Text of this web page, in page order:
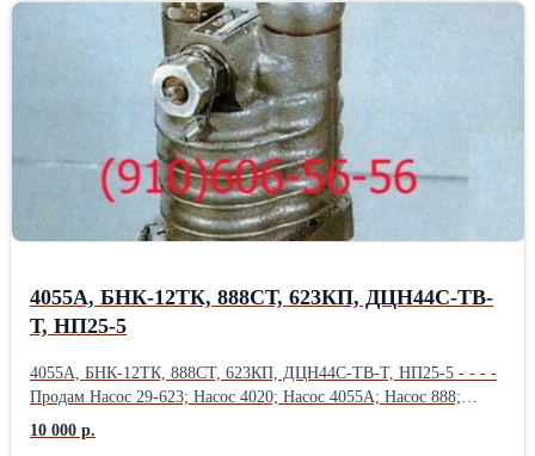
4055А, БНК-12ТК, 888СТ, 623КП, ДЦН44С-ТВ-
Т, НП25-5
4055А, БНК-12ТК, 888СТ, 623КП, ДЦН44С-ТВ-Т, НП25-5 - - - -
Продам Насос 29-623; Насос 4020; Насос 4055А; Насос 888;
Насос 888А; Насос 888СТ; Насос 890; Насос 890С; Насос 892АМ;
Продам Насос 918 (МТ-800 ); Насос 918А ( МТ-800 );
10 000 р.